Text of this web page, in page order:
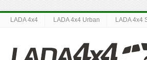
LADA 4x4 LADA 4x4 Urban LADA 4x4